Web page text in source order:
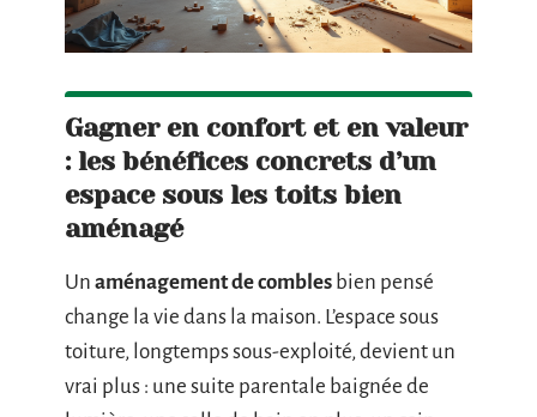
Gagner en confort et en valeur
: les bénéfices concrets d’un
espace sous les toits bien
aménagé
Un aménagement de combles bien pensé
change la vie dans la maison. L’espace sous
toiture, longtemps sous-exploité, devient un
vrai plus : une suite parentale baignée de